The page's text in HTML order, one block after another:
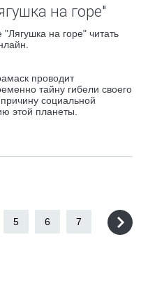
на горе"
на горе" читать
проводит
тайну гибели своего
социальной
этой планеты.
5 6 7